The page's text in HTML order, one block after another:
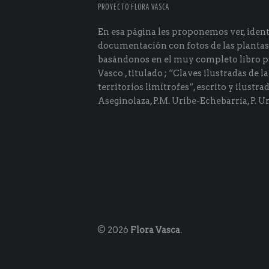
PROYECTO FLORA VASCA
En esa página les proponemos ver,
documentación con fotos de las
basándonos en el muy completo libro
Vasco , titulado ; “Claves ilustradas de
territorios limítrofes“, escrito y
Aseginolaza, P.M. Uribe-Echebarría, P.
© 2026 Flora Vasca.